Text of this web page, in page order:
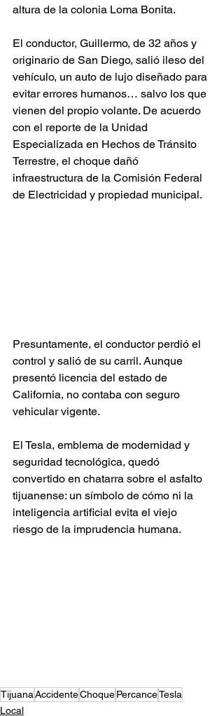
altura de la colonia Loma Bonita.
El conductor, Guillermo, de 32 años y
originario de San Diego, salió ileso del
vehículo, un auto de lujo diseñado para
evitar errores humanos… salvo los que
vienen del propio volante. De acuerdo
con el reporte de la Unidad
Especializada en Hechos de Tránsito
Terrestre, el choque dañó
infraestructura de la Comisión Federal
de Electricidad y propiedad municipal.
Presuntamente, el conductor perdió el
control y salió de su carril. Aunque
presentó licencia del estado de
California, no contaba con seguro
vehicular vigente.
El Tesla, emblema de modernidad y
seguridad tecnológica, quedó
convertido en chatarra sobre el asfalto
tijuanense: un símbolo de cómo ni la
inteligencia artificial evita el viejo
riesgo de la imprudencia humana.
TijuanaAccidenteChoquePercanceTesla
Local